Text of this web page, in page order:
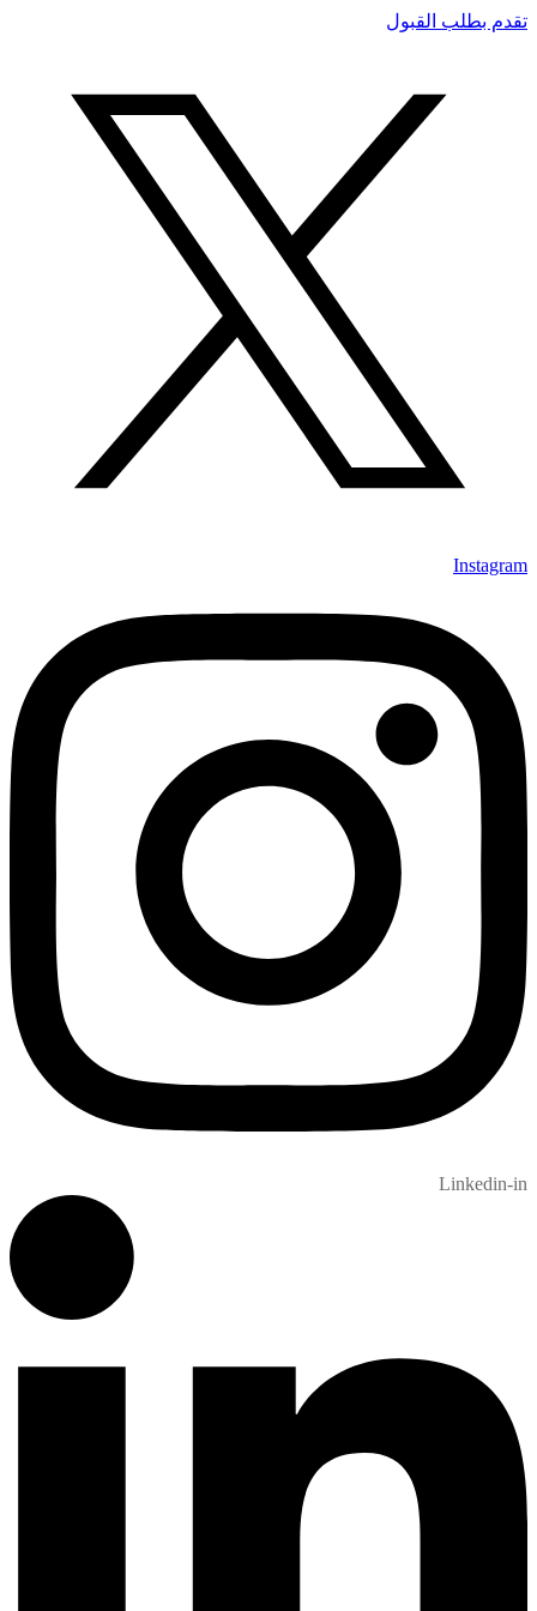
تقدم بطلب القبول
Instagram
Linkedin-in